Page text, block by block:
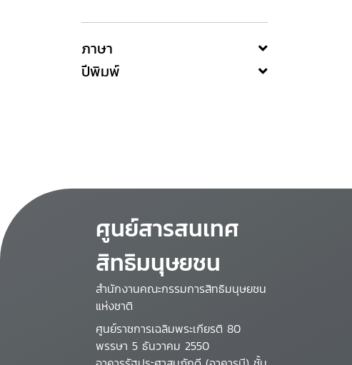
ภาษา
ปีพิมพ์
ศูนย์สารสนเทศ
สิทธิมนุษยชน
สำนักงานคณะกรรมการสิทธิมนุษยชน
แห่งชาติ
ศูนย์ราชการเฉลิมพระเกียรติ 80
พรรษา 5 ธันวาคม 2550